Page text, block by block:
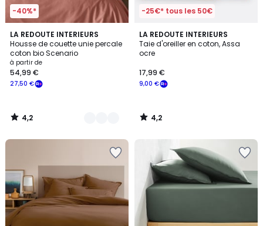
-40%*
LA REDOUTE INTERIEURS
Housse de couette unie percale
coton bio Scenario
à partir de
27,50 €
54,99 €
4,2
/ 5
12
Couleurs
4,2
/
-25€* tous les 50€
LA REDOUTE INTERIEURS
Taie d'oreiller en coton, Assa
ocre
9,00 €
17,99 €
4,2
/ 5
4,2
/